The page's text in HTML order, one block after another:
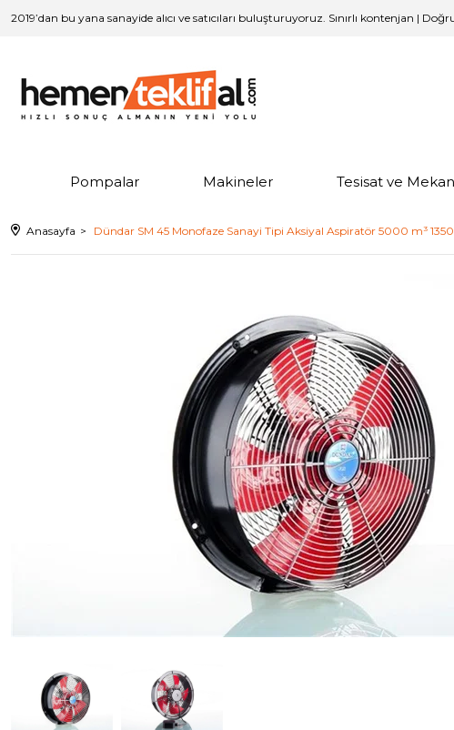
2019’dan bu yana sanayide alıcı ve satıcıları buluşturuyoruz. Sınırlı kontenjan |
Pompalar Makineler Tesisat ve
Anasayfa Dündar SM 45 Monofaze Sanayi Tipi Aksiyal Aspiratör 5000 m³